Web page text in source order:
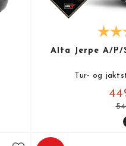
Alfa Jerpe A/P/
Tur- og